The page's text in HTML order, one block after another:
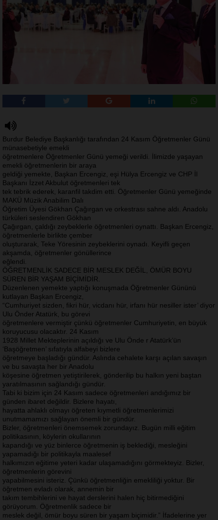
Burdur Belediye Başkanlığı tarafından 24 Kasım Öğretmenler Günü
münasebetiyle emekli
öğretmenlere Öğretmenler Günü yemeği verildi. İlimizde yaşayan
emekli öğretmenlerin bir araya
geldiği yemekte, Başkan Ercengiz, eşi Hülya Ercengiz ve CHP İl
Başkanı İzzet Akbulut öğretmenleri tek
tek tebrik ederek, karanfil takdim etti. Öğretmenler Günü yemeğinde
MAKÜ Müzik Anabilim Dalı
Öğretim Üyesi Gökhan Çağırgan ve orkestrası sahne aldı. Anadolu
türküleri seslendiren Gökhan
Çağırgan, çaldığı zeybeklerle öğretmenleri oynattı. Başkan Ercengiz,
öğretmenlerle birlikte çember
oluşturarak, Teke Yöresinin zeybeklerini oynadı. Keyifli geçen
akşamda, öğretmenler gönüllerince
eğlendi.
ÖĞRETMENLİK SADECE BİR MESLEK DEĞİL, ÖMÜR BOYU
SÜREN BİR YAŞAM BİÇİMİDİR.
Düzenlenen yemekte yaptığı konuşmada Öğretmenler Gününü
kutlayan Başkan Ercengiz,
“Cumhuriyet sizden, fikri hür, vicdanı hür, irfanı hür nesiller ister’ diyor
Ulu Önder Atatürk, bu görevi
öğretmenlere vermiştir çünkü öğretmenler Cumhuriyetin, en büyük
koruyucusu olacaktır. 24 Kasım
1928 Millet Mekteplerinin açıldığı ve Ulu Önde r Atatürk’ün
‘Başöğretmen’ sıfatıyla alfabeyi bizlere
öğretmeye başladığı gündür. Aslında cehalete karşı açılan savaşın
ve bu savaşta her bir Anadolu
köşesine öğretmen yetiştirilerek, gönderilip bu halkın yeni baştan
yaratılmasının sağlandığı gündür.
Tabi ki bizim için 24 Kasım sadece öğretmenleri andığımız bir
günden ibaret değildir. Bizlere hayatı,
hayatta ahlaklı olmayı öğreten kıymetli öğretmenlerimizi
unutmamamızı sağlayan önemli bir gündür.
Bizler, öğretmenleri önemsemek zorundayız. Bugün milli eğitim
politikasının, köylerin okullarının
kapandığı ve yüz binlerce öğretmenin iş beklediği, mesleğini
yapamadığı bir politikayla maalesef
halkımızın eğitime yeteri kadar ulaşamadığını görmekteyiz. Bizler,
öğretmenlerin görevini
yapabilmesini isteriz. Çünkü öğretmenliğin emekliliği yoktur. Bir
öğretmen evladı olarak, annemin bir
takım tembihlerini ve hayat derslerini halen hiç bitirmediğini
görüyorum. Öğretmenlik sadece bir
meslek değil, ömür boyu süren bir yaşam biçimidir.” İfadelerine yer